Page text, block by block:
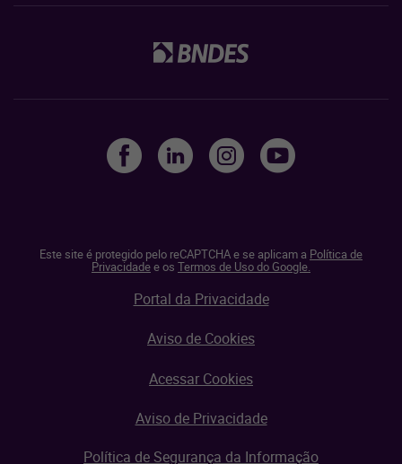
Este site é protegido pelo reCAPTCHA e se aplicam a Política de
Privacidadee os Termos de Uso do Google.
Portal da Privacidade
Aviso de Cookies
Acessar Cookies
Aviso de Privacidade
Política de Segurança da Informação